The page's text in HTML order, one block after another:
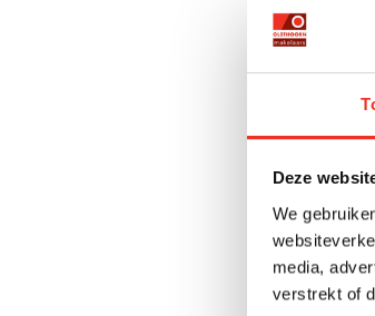
Deze
We
media,
verstrekt of